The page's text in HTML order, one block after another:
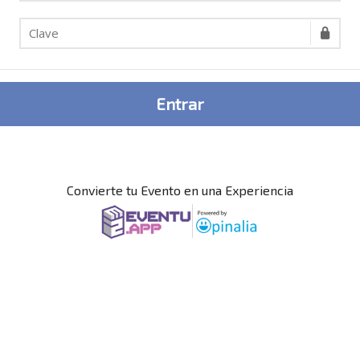
Entrar
Convierte tu Evento en una Experiencia